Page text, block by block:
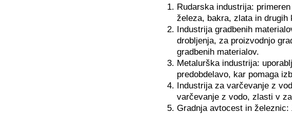
Rudarska industrija:
železa, bakra, zlata in drugih
Industrija gradbenih
drobljenja, za proizvodnjo
gradbenih materialov.
Metalurška industrija:
predobdelavo, kar pomaga
Industrija za varčevanje z
varčevanje z vodo, zlasti v
Gradnja avtocest in